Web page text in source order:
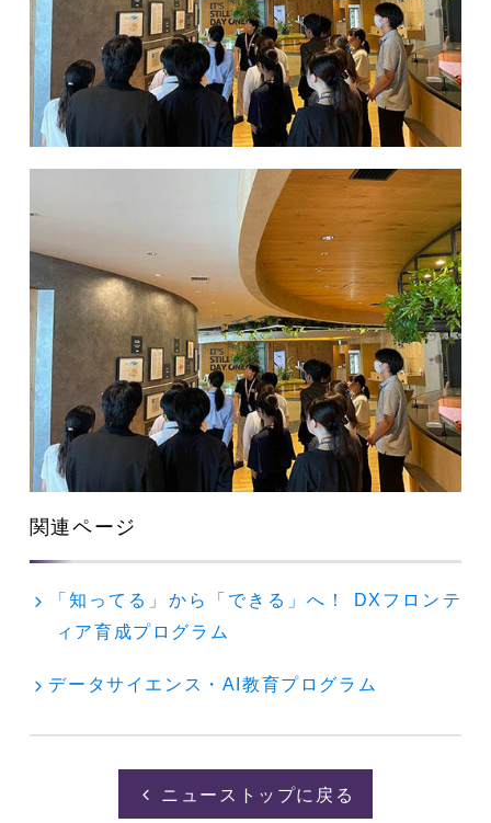
関連ページ
「知ってる」から「できる」へ！ DXフロンテ
ィア育成プログラム
データサイエンス・AI教育プログラム
ニューストップに戻る